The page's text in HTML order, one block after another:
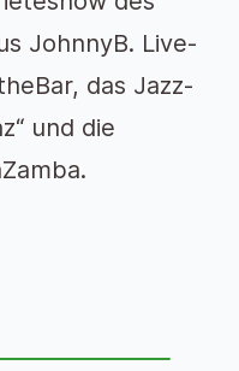
JohnnyB. Live-
das Jazz-
und die